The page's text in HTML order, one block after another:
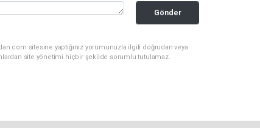
Gönder
sitesine yaptığınız yorumunuzla ilgili doğrudan veya
site yönetimi hiçbir şekilde sorumlu tutulamaz.